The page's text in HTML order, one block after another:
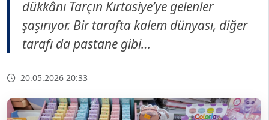
dükkânı Tarçın Kırtasiye’ye gelenler
şaşırıyor. Bir tarafta kalem dünyası, diğer
tarafı da pastane gibi…
20.05.2026 20:33